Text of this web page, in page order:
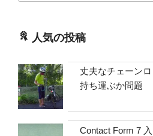
人気の投稿
丈夫なチェーン
持ち運ぶか問題
Contact Form 7